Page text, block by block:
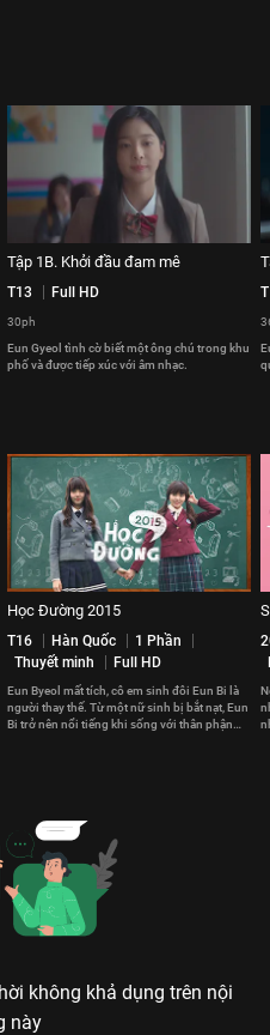
Tập 1B. Khởi đầu đam mê
T13 Full HD
30ph
Eun Gyeol tình cờ biết một ông chú trong khu
phố và được tiếp xúc với âm nhạc.
Học Đường 2015
T16 Hàn Quốc
1 Phần
Thuyết minh
Full HD
Eun Byeol mất tích, cô em sinh đôi Eun Bi là
người thay thế. Từ một nữ sinh bị bắt nạt, Eun
Bi trở nên nổi tiếng khi sống với thân phận
không khả dụng trên nội
này